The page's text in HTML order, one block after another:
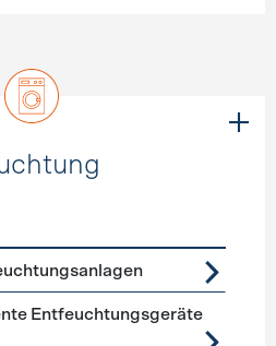
Beleuchtung
Entfeuchtungsgeräte